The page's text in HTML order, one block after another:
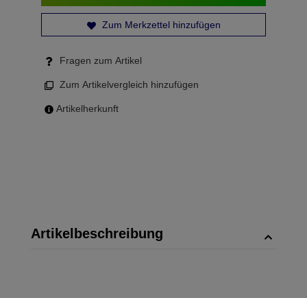
Zum Merkzettel hinzufügen
Fragen zum Artikel
Zum Artikelvergleich hinzufügen
Artikelherkunft
Artikelbeschreibung